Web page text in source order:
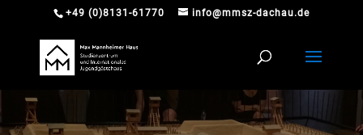
+49 (0)8131-61770 info@mmsz-dachau.de